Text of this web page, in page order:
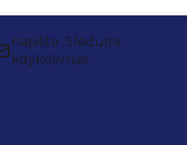
napište
kdykoliv
Sledujte
nás: